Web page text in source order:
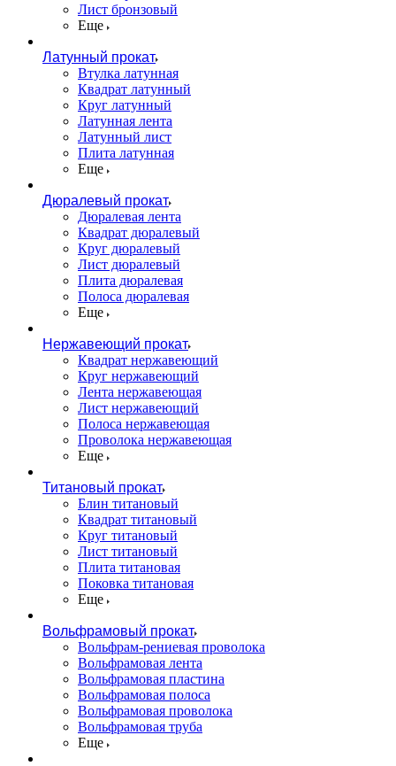
Лист бронзовый
Еще
Латунный прокат
Втулка латунная
Квадрат латунный
Круг латунный
Латунная лента
Латунный лист
Плита латунная
Еще
Дюралевый прокат
Дюралевая лента
Квадрат дюралевый
Круг дюралевый
Лист дюралевый
Плита дюралевая
Полоса дюралевая
Еще
Нержавеющий прокат
Квадрат нержавеющий
Круг нержавеющий
Лента нержавеющая
Лист нержавеющий
Полоса нержавеющая
Проволока нержавеющая
Еще
Титановый прокат
Блин титановый
Квадрат титановый
Круг титановый
Лист титановый
Плита титановая
Поковка титановая
Еще
Вольфрамовый прокат
Вольфрам-рениевая проволока
Вольфрамовая лента
Вольфрамовая пластина
Вольфрамовая полоса
Вольфрамовая проволока
Вольфрамовая труба
Еще